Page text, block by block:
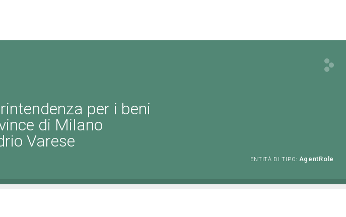
per i beni
di Milano
Varese
ENTITÀ DI TIPO: AgentRole